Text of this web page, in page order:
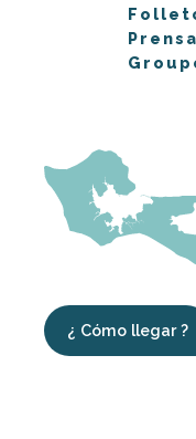
Prensa
¿ Cómo llegar ?